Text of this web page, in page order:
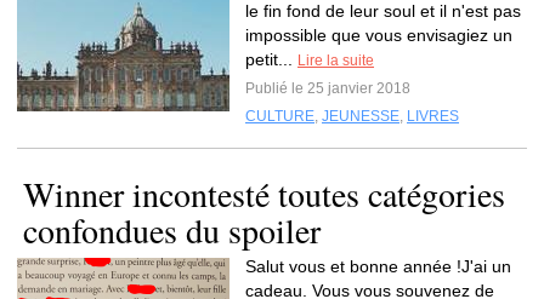
le fin fond de leur soul et il n'est pas
impossible que vous envisagiez un
petit...
Lire la suite
Publié le 25 janvier 2018
CULTURE, JEUNESSE, LIVRES
Winner incontesté toutes catégories
confondues du spoiler
Salut vous et bonne année !J'ai un
cadeau. Vous vous souvenez de